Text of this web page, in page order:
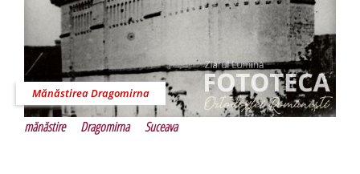
Mănăstirea Dragomirna
mănăstire Dragomirna Suceava